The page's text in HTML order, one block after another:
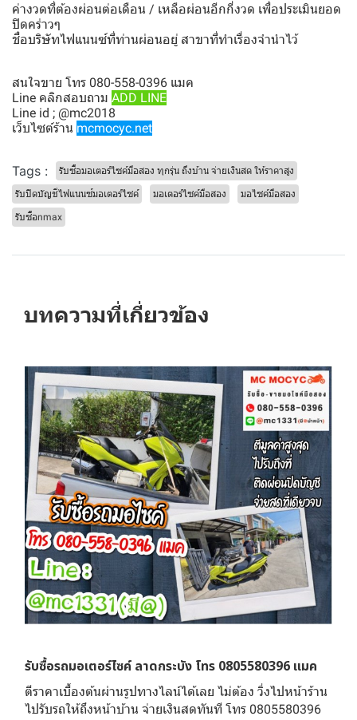
ค่างวดที่ต้องผ่อนต่อเดือน / เหลือผ่อนอีกกี่งวด เพื่อประเมินยอด
ปิดคร่าวๆ
ชื่อบริษัทไฟแนนซ์ที่ท่านผ่อนอยู่ สาขาที่ทำเรื่องจำนำไว้
สนใจขาย โทร 080-558-0396 แมค
Line คลิกสอบถาม ADD LINE
Line id ; @mc2018
เว็บไซต์ร้าน mcmocyc.net
Tags : รับซื้อมอเตอร์ไซค์มือสอง ทุกรุ่น ถึงบ้าน จ่ายเงินสด ให้ราคาสูง
รับปิดบัญชีไฟแนนซ์มอเตอร์ไซค์ มอเตอร์ไซค์มือสอง มอไซค์มือสอง
รับซื้อnmax
บทความที่เกี่ยวข้อง
รับซื้อรถมอเตอร์ไซค์ ลาดกระบัง โทร 0805580396 แมค
ตีราคาเบื้องต้นผ่านรูปทางไลน์ได้เลย ไม่ต้อง วิ่งไปหน้าร้าน
ไปรับรถให้ถึงหน้าบ้าน จ่ายเงินสดทันที โทร 0805580396